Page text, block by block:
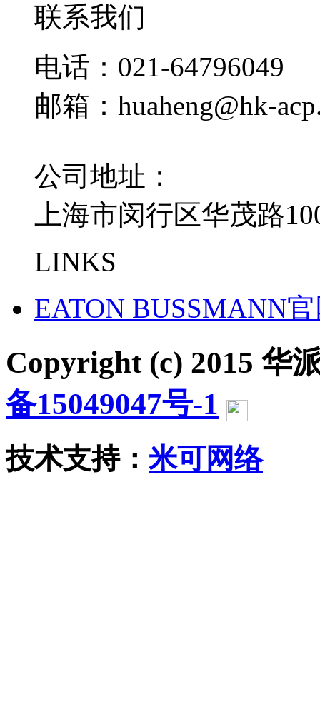
联系我们
电话：021-64796049
邮箱：huaheng@hk-
公司地址：
上海市闵行区华茂路
LINKS
EATON BUSSMANN
Copyright (c) 2015 华
备15049047号-1
技术支持： 米可网络